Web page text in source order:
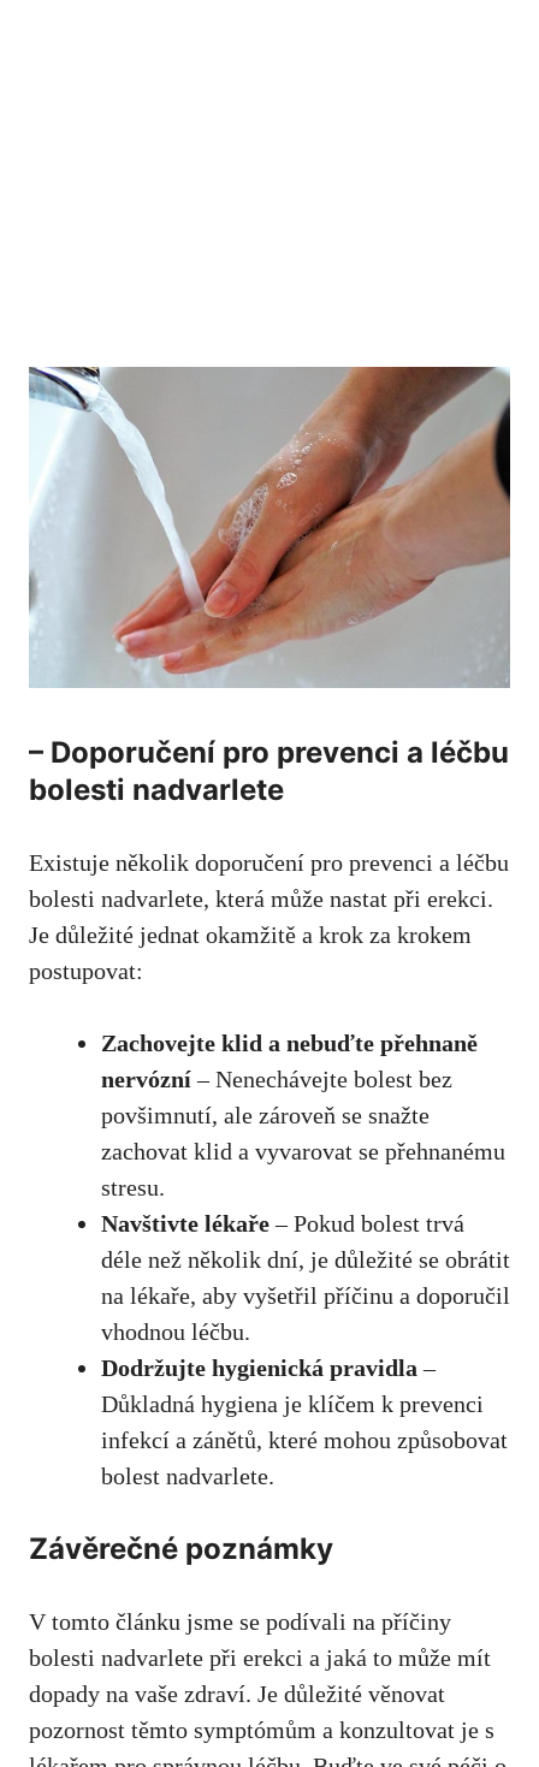
– Doporučení pro prevenci a léčbu
bolesti nadvarlete
Existuje několik doporučení pro prevenci a léčbu
bolesti nadvarlete, která může nastat při erekci.
Je důležité jednat okamžitě a krok za krokem
postupovat:
Zachovejte klid a nebuďte přehnaně
nervózní– Nenechávejte bolest bez
povšimnutí, ale zároveň se snažte
zachovat klid a vyvarovat se přehnanému
stresu.
Navštivte lékaře– Pokud bolest trvá
déle než několik dní, je důležité se obrátit
na lékaře, aby vyšetřil příčinu a doporučil
vhodnou léčbu.
Dodržujte hygienická pravidla –
Důkladná hygiena je klíčem k prevenci
infekcí a zánětů, které mohou způsobovat
bolest nadvarlete.
Závěrečné poznámky
V tomto článku jsme se podívali na příčiny
bolesti nadvarlete při erekci a jaká to může mít
dopady na vaše zdraví. Je důležité věnovat
pozornost těmto symptómům a konzultovat je s